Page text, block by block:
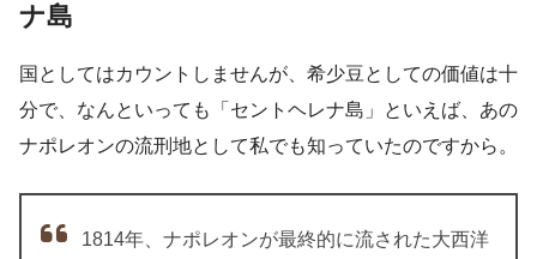
ナ島
国としてはカウントしませんが、希少豆としての価値は十
分で、なんといっても「セントヘレナ島」といえば、あの
ナポレオンの流刑地として私でも知っていたのですから。
1814年、ナポレオンが最終的に流された大西洋